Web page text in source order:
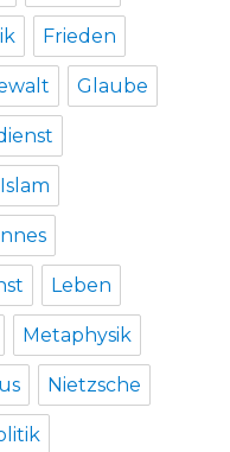
Frieden
Glaube
Islam
Leben
Metaphysik
Nietzsche